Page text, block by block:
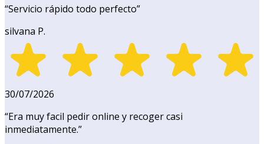
“Servicio rápido todo perfecto”
silvana P.
30/07/2026
“Era muy facil pedir online y recoger casi
inmediatamente.”